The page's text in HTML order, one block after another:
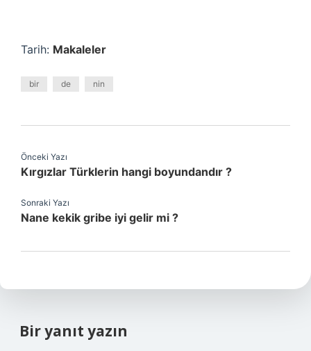
Tarih: Makaleler
bir de nin
Önceki Yazı
Kırgızlar Türklerin hangi boyundandır ?
Sonraki Yazı
Nane kekik gribe iyi gelir mi ?
Bir yanıt yazın